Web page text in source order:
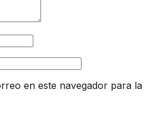
en este navegador para la